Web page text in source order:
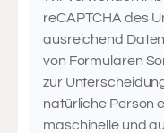
reCAPTCHA des
ausreichend
von Formularen
zur
natürliche Person
maschinelle und